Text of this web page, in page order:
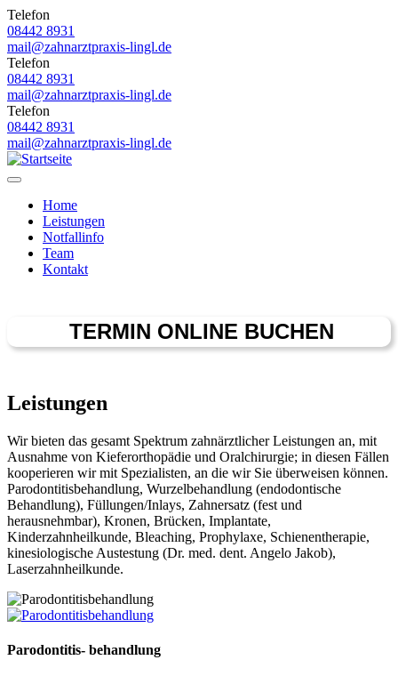
Direkt
zum
Inhalt
Telefon
08442 8931
mail@zahnarztpraxis-lingl.de
Telefon
08442 8931
mail@zahnarztpraxis-lingl.de
Telefon
08442 8931
mail@zahnarztpraxis-lingl.de
Toggle
navigation
Hauptnavigation
Home
Leistungen
Notfallinfo
Team
Kontakt
TERMIN ONLINE BUCHEN
Leistungen
Wir bieten das gesamt Spektrum zahnärztlicher Leistungen an, mit
Ausnahme von Kieferorthopädie und Oralchirurgie; in diesen Fällen
kooperieren wir mit Spezialisten, an die wir Sie überweisen können.
Parodontitisbehandlung, Wurzelbehandlung (endodontische
Behandlung), Füllungen/Inlays, Zahnersatz (fest und
herausnehmbar), Kronen, Brücken, Implantate,
Kinderzahnheilkunde, Bleaching, Prophylaxe, Schienentherapie,
kinesiologische Austestung (Dr. med. dent. Angelo Jakob),
Laserzahnheilkunde.
Parodontitis- behandlung